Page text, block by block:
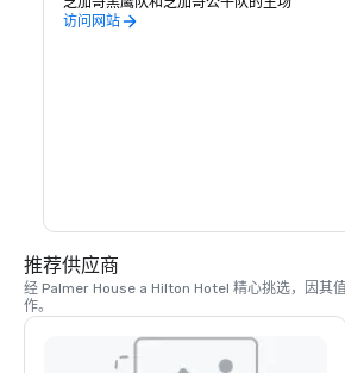
访问网站
推荐供应商
经 Palmer House a Hilton Hotel 精心挑选，因其
作。